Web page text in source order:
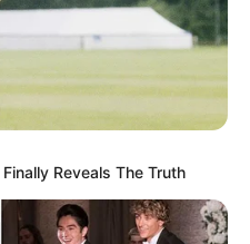
Reveals The Truth